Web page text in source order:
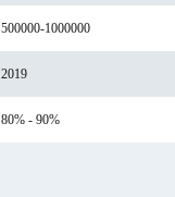
500000-1000000
2019
80% - 90%